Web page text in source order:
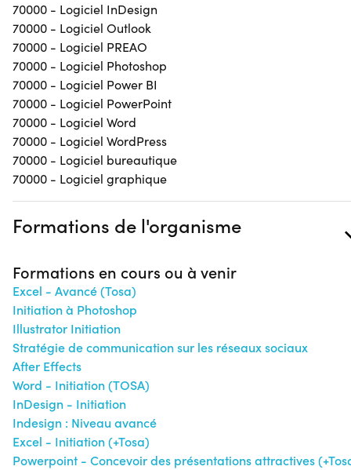
70000 - Logiciel InDesign
70000 - Logiciel Outlook
70000 - Logiciel PREAO
70000 - Logiciel Photoshop
70000 - Logiciel Power BI
70000 - Logiciel PowerPoint
70000 - Logiciel Word
70000 - Logiciel WordPress
70000 - Logiciel bureautique
70000 - Logiciel graphique
Formations de l'organisme
Formations en cours ou à venir
Excel - Avancé (Tosa)
Initiation à Photoshop
Illustrator Initiation
Stratégie de communication sur les réseaux sociaux
After Effects
Word - Initiation (TOSA)
InDesign - Initiation
Indesign : Niveau avancé
Excel - Initiation (+Tosa)
Powerpoint - Concevoir des présentations attractives